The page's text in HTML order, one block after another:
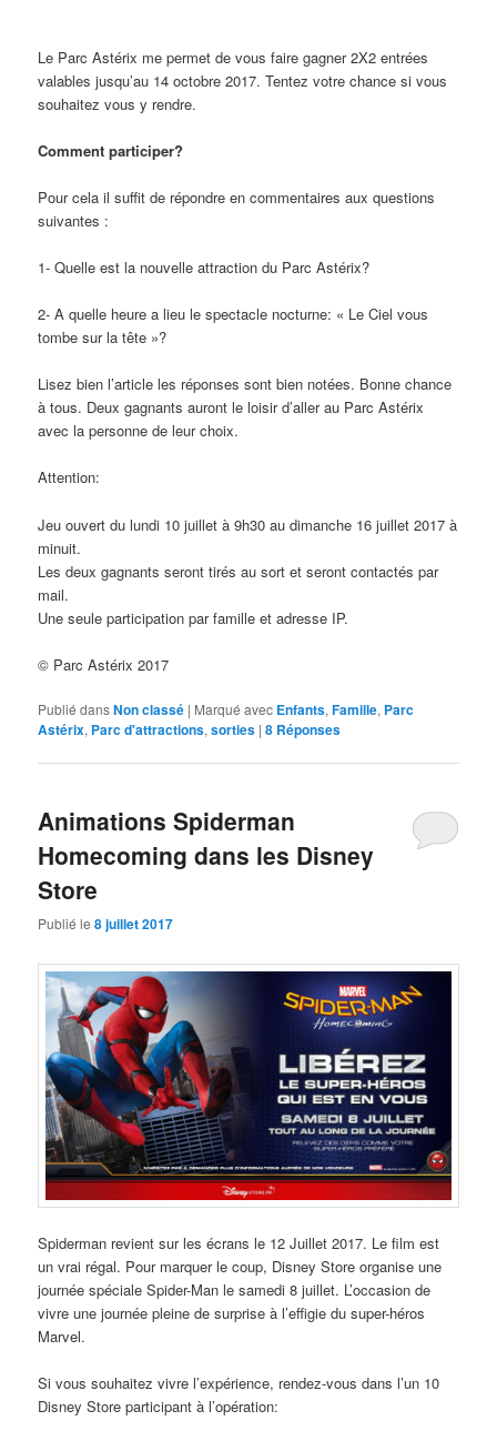
Le Parc Astérix me permet de vous faire gagner 2X2 entrées
valables jusqu’au 14 octobre 2017. Tentez votre chance si vous
souhaitez vous y rendre.
Comment participer?
Pour cela il suffit de répondre en commentaires aux questions
suivantes :
1- Quelle est la nouvelle attraction du Parc Astérix?
2- A quelle heure a lieu le spectacle nocturne: « Le Ciel vous
tombe sur la tête »?
Lisez bien l’article les réponses sont bien notées. Bonne chance
à tous. Deux gagnants auront le loisir d’aller au Parc Astérix
avec la personne de leur choix.
Attention:
Jeu ouvert du lundi 10 juillet à 9h30 au dimanche 16 juillet 2017 à
minuit.
Les deux gagnants seront tirés au sort et seront contactés par
mail.
Une seule participation par famille et adresse IP.
© Parc Astérix 2017
Publié dansNon classé | Marqué avec Enfants,Famille, Parc
Astérix, Parc d'attractions,sorties |8 Réponses
Animations Spiderman
Homecoming dans les Disney
Store
Publié le8 juillet 2017
Spiderman revient sur les écrans le 12 Juillet 2017. Le film est
un vrai régal. Pour marquer le coup, Disney Store organise une
journée spéciale Spider-Man le samedi 8 juillet. L’occasion de
vivre une journée pleine de surprise à l’effigie du super-héros
Marvel.
Si vous souhaitez vivre l’expérience, rendez-vous dans l’un 10
Disney Store participant à l’opération: